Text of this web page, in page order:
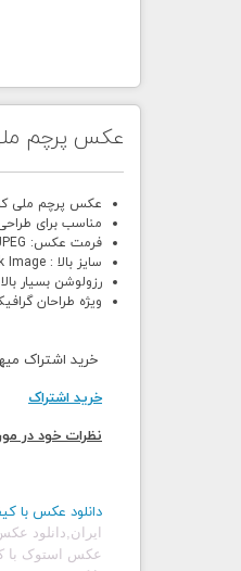
عکس پرچم
عکس پرچم ملی
مناسب برای
فرمت عکس: JPEG
سایز بالا : Stock Image
رزولوشن بسیار بالا High Resolution
ویژه طراحان
خرید اشتراک
خرید اشتراک
نظرات خود در
دانلود عکس با
ایران,دانلود
عکس استوک با